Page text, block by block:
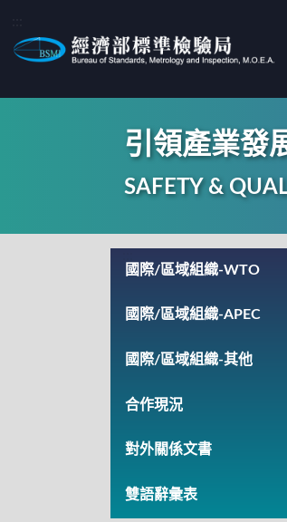
引領產業發
SAFETY &
國際/區域組織-WTO
國際/區域組織-APEC
國際/區域組織-其他
合作現況
對外關係文書
雙語辭彙表